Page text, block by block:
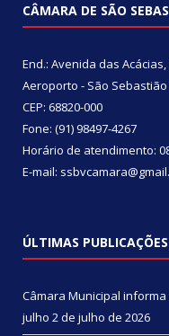
CÂMARA DE SÃO
End.: Avenida das Acácias,
Aeroporto - São Sebastião
CEP: 68820-000
Fone: (91) 98497-4267
Horário de atendimento:
E-mail:
ÚLTIMAS PUBLICAÇÕES
Câmara Municipal
julho 2 de julho de 2026